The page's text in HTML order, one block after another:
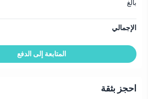
سياسة الإلغاء
بالغ
الإجمالي
المتابعة إلى الدفع
احجز بثقة